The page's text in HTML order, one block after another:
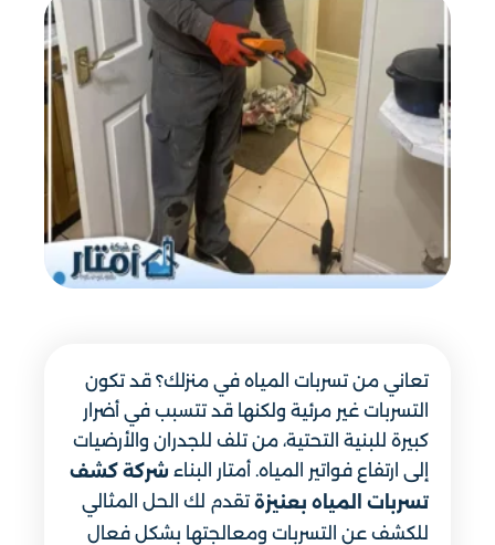
تعاني من تسربات المياه في منزلك؟ قد تكون
التسربات غير مرئية ولكنها قد تتسبب في أضرار
كبيرة للبنية التحتية، من تلف للجدران والأرضيات
إلى ارتفاع فواتير المياه. أمتار البناء شركة كشف
تسربات المياه بعنيزةتقدم لك الحل المثالي
للكشف عن التسربات ومعالجتها بشكل فعال